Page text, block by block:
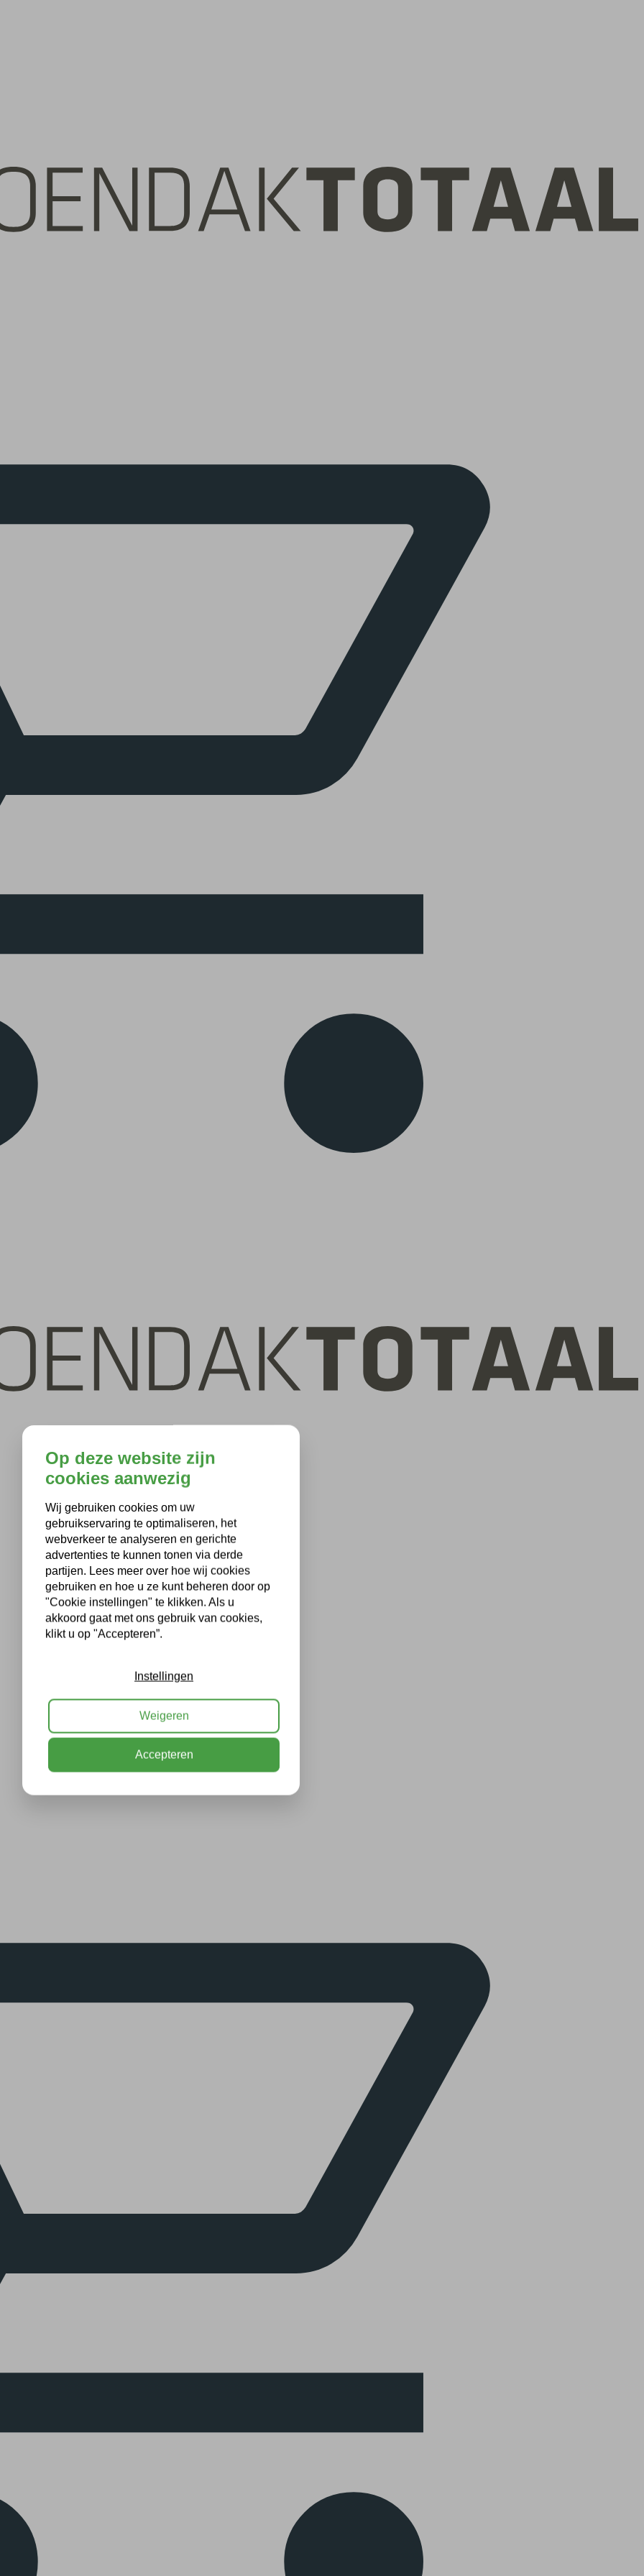
Op deze website zijn
cookies aanwezig
Wij gebruiken cookies om uw
gebruikservaring te optimaliseren, het
webverkeer te analyseren en gerichte
advertenties te kunnen tonen via derde
partijen. Lees meer over hoe wij cookies
gebruiken en hoe u ze kunt beheren door op
"Cookie instellingen" te klikken. Als u
akkoord gaat met ons gebruik van cookies,
klikt u op "Accepteren”.
Instellingen
Weigeren
Accepteren